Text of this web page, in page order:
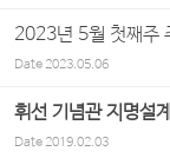
2023년 5월 첫째주
Date2023.05.06
휘선 기념관 지명설
Date2019.02.03